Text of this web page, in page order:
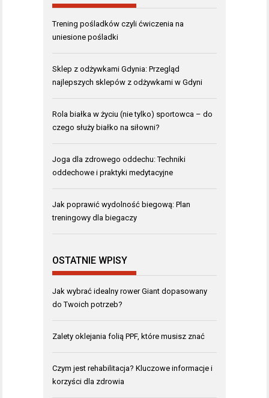
Trening pośladków czyli ćwiczenia na
uniesione pośladki
Sklep z odżywkami Gdynia: Przegląd
najlepszych sklepów z odżywkami w Gdyni
Rola białka w życiu (nie tylko) sportowca – do
czego służy białko na siłowni?
Joga dla zdrowego oddechu: Techniki
oddechowe i praktyki medytacyjne
Jak poprawić wydolność biegową: Plan
treningowy dla biegaczy
OSTATNIE WPISY
Jak wybrać idealny rower Giant dopasowany
do Twoich potrzeb?
Zalety oklejania folią PPF, które musisz znać
Czym jest rehabilitacja? Kluczowe informacje i
korzyści dla zdrowia